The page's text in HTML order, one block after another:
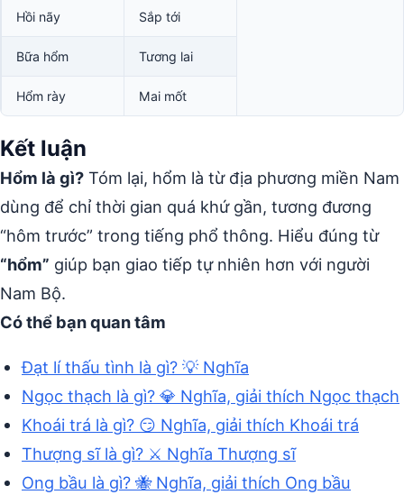
Hồi nãy Sắp tới
Bữa hổm Tương lai
Hổm rày Mai mốt
Kết luận
Hổm là gì? Tóm lại, hổm là từ địa phương miền Nam
dùng để chỉ thời gian quá khứ gần, tương đương
“hôm trước” trong tiếng phổ thông. Hiểu đúng từ
“hổm” giúp bạn giao tiếp tự nhiên hơn với người
Nam Bộ.
Có thể bạn quan tâm
Đạt lí thấu tình là gì? 💡 Nghĩa
Ngọc thạch là gì? 💎 Nghĩa, giải thích Ngọc thạch
Khoái trá là gì? 😏 Nghĩa, giải thích Khoái trá
Thượng sĩ là gì? ⚔️ Nghĩa Thượng sĩ
Ong bầu là gì? 🐝 Nghĩa, giải thích Ong bầu